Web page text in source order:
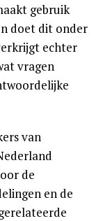
gebruik
doet dit onder
echter
vragen
van
de
en de